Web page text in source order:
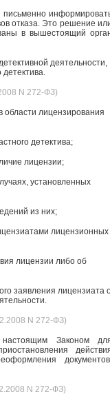
письменно
отказа. Это решение
в вышестоящий
деятельности,
N 272-ФЗ)
лицензирования
детектива;
лицензии;
установленных
из них;
лицензионных
лицензии либо об
заявления лицензиата
N 272-ФЗ)
настоящим Законом
N 272-ФЗ)